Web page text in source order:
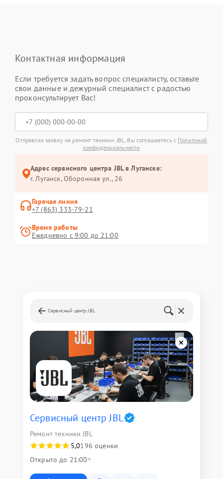
Контактная информация
Если требуется задать вопрос специалисту, оставьте
свои данные и дежурный специалист с радостью
проконсультирует Вас!
Отправляя заявку на ремонт техники JBL, Вы соглашаетесь с Политикой
конфиденциальности
Адрес сервисного центра JBL в Луганске:
г. Луганск, Оборонная ул., 26
Горячая линия
+7 (863) 333-79-21
Время работы
Ежедневно с 9:00 до 21:00
Сервисный центр JBL
Сервисный центр JBL
Ремонт техники JBL
5,0196 оценки
Открыто до 21:00